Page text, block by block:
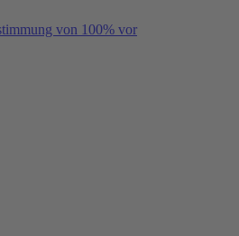
von 100% vor